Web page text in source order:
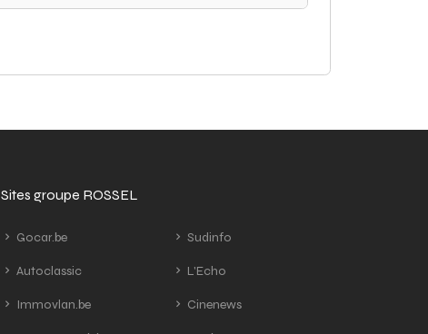
Sites groupe ROSSEL
Gocar.be
Autoclassic
Immovlan.be
Sudinfo
L'Echo
Cinenews